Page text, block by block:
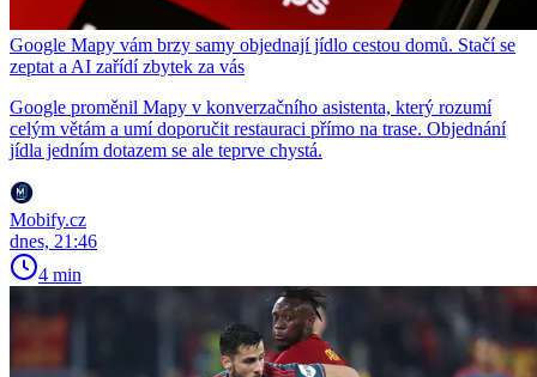
Google Mapy vám brzy samy objednají jídlo cestou domů. Stačí se
zeptat a AI zařídí zbytek za vás
Google proměnil Mapy v konverzačního asistenta, který rozumí
celým větám a umí doporučit restauraci přímo na trase. Objednání
jídla jedním dotazem se ale teprve chystá.
Mobify.cz
dnes, 21:46
4 min